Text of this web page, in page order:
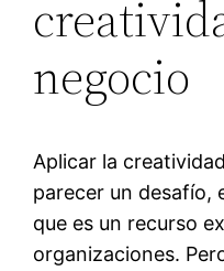
negocio
Aplicar la
parecer un desafío,
que es un recurso
organizaciones.